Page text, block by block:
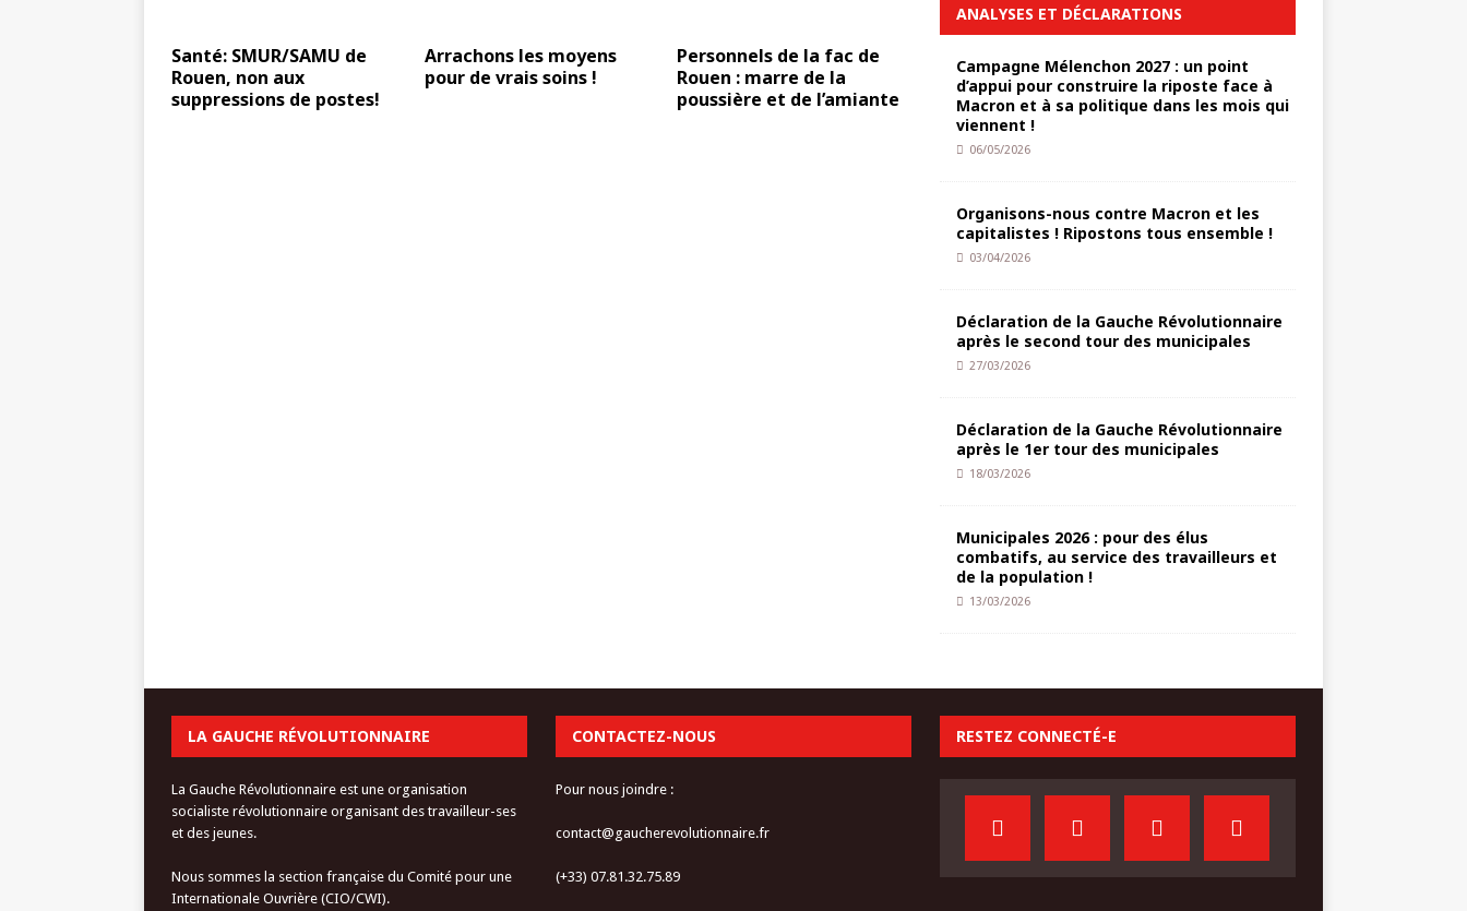
Santé: SMUR/SAMU de
Rouen, non aux
suppressions de postes!
Arrachons les moyens
pour de vrais soins !
Personnels de la fac de
Rouen : marre de la
poussière et de l’amiante
ANALYSES ET DÉCLARATIONS
Campagne Mélenchon 2027 : un point
d’appui pour construire la riposte face à
Macron et à sa politique dans les mois qui
viennent !
06/05/2026
Organisons-nous contre Macron et les
capitalistes ! Ripostons tous ensemble !
03/04/2026
Déclaration de la Gauche Révolutionnaire
après le second tour des municipales
27/03/2026
Déclaration de la Gauche Révolutionnaire
après le 1er tour des municipales
18/03/2026
Municipales 2026 : pour des élus
combatifs, au service des travailleurs et
de la population !
13/03/2026
LA GAUCHE RÉVOLUTIONNAIRE
La Gauche Révolutionnaire est une organisation
socialiste révolutionnaire organisant des travailleur-ses
et des jeunes.
Nous sommes la section française du Comité pour une
Internationale Ouvrière (CIO/CWI).
CONTACTEZ-NOUS
Pour nous joindre :
contact@gaucherevolutionnaire.fr
(+33) 07.81.32.75.89
RESTEZ CONNECTÉ-E